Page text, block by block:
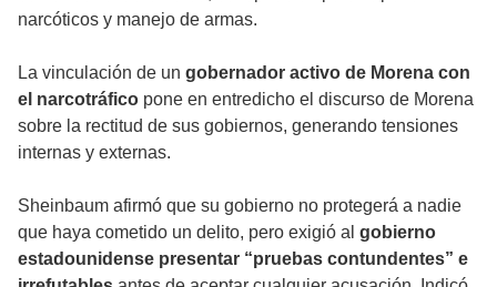
narcóticos y manejo de armas.
La vinculación de un gobernador activo de Morena con
el narcotráfico pone en entredicho el discurso de Morena
sobre la rectitud de sus gobiernos, generando tensiones
internas y externas.
Sheinbaum afirmó que su gobierno no protegerá a nadie
que haya cometido un delito, pero exigió al gobierno
estadounidense presentar “pruebas contundentes” e